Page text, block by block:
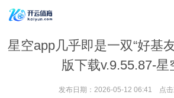
星空app几乎即是一双“好基
版下载v.9.55.87-星
发布日期：2026-05-12 06:41 点击